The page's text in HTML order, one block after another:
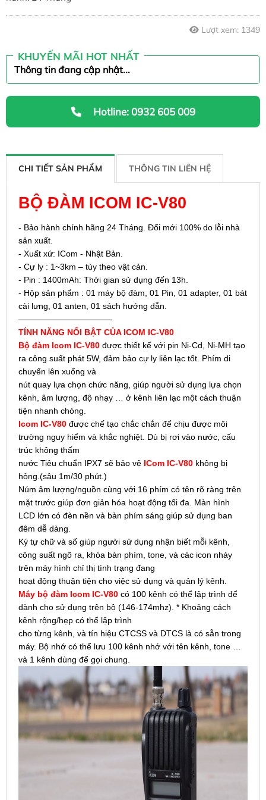
Liên hệ
Lượt xem: 1349
KHUYẾN MÃI HOT NHẤT
Thông tin đang cập nhật...
Hotline: 0932 605 009
CHI TIẾT SẢN PHẨM THÔNG TIN LIÊN HỆ
BỘ ĐÀM ICOM IC-V80
- Bảo hành chính hãng 24 Tháng. Đổi mới 100% do lỗi nhà
sản xuất.
- Xuất xứ: ICom - Nhật Bản.
- Cự ly : 1~3km – tùy theo vật cản.
- Pin : 1400mAh: Thời gian sử dụng đến 13h.
- Hộp sản phẩm : 01 máy bộ đàm, 01 Pin, 01 adapter, 01 bát
cài lưng, 01 anten, 01 sách hướng dẫn.
———————————-
TÍNH NĂNG NỔI BẬT CỦA ICOM IC-V80
Bộ đàm Icom IC-V80 được thiết kế với pin Ni-Cd, Ni-MH tạo
ra công suất phát 5W, đảm bảo cự ly liên lạc tốt. Phím di
chuyển lên xuống và
nút quay lựa chọn chức năng, giúp người sử dụng lựa chọn
kênh, âm lượng, độ nhạy … ở kênh liên lạc một cách thuận
tiện nhanh chóng.
Icom IC-V80 được chế tạo chắc chắn để chịu được môi
trường nguy hiểm và khắc nghiệt. Dù bị rơi vào nước, cấu
trúc không thấm
nước Tiêu chuẩn IPX7 sẽ bảo vệ ICom IC-V80 không bị
hỏng.(sâu 1m/30 phút.)
Núm âm lượng/nguồn cùng với 16 phím có tên rõ ràng trên
mặt trước giúp đơn giản hóa hoạt động tối đa. Màn hình
LCD lớn có đèn nền và bàn phím sáng giúp sử dụng ban
đêm dễ dàng.
Ký tự chữ và số giúp người sử dụng nhận biết mỗi kênh,
công suất ngõ ra, khóa bàn phím, tone, và các icon nháy
trên máy hình chỉ thị tình trạng đang
hoạt động thuận tiện cho việc sử dụng và quản lý kênh.
Máy bộ đàm Icom IC-V80 có 100 kênh có thể lập trình để
dành cho sử dụng trên bộ (146-174mhz). * Khoảng cách
kênh rộng/hẹp có thể lập trình
cho từng kênh, và tín hiệu CTCSS và DTCS là có sẵn trong
máy. Bộ nhớ có thể lưu 100 kênh nhớ với tên kênh, tone …
và 1 kênh dùng để gọi chung.